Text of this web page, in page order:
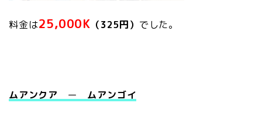
料金は25,000K （325円） でした。
ムアンクア ー ムアンゴイ